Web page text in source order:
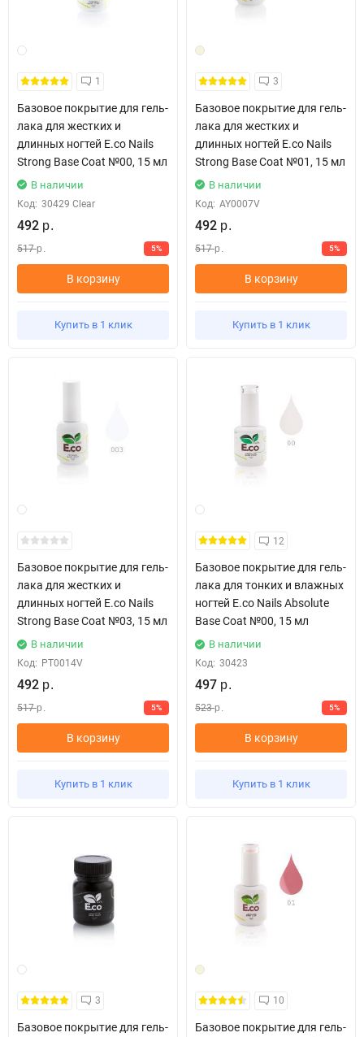
1
Базовое покрытие для гель-
лака для жестких и
длинных ногтей E.co Nails
Strong Base Coat №00, 15 мл
В наличии
Код: 30429 Clear
492 р.
517р. 5%
В корзину
Купить в 1 клик
3
Базовое покрытие для гель-
лака для жестких и
длинных ногтей E.co Nails
Strong Base Coat №01, 15 мл
В наличии
Код: AY0007V
492 р.
517р. 5%
В корзину
Купить в 1 клик
Базовое покрытие для гель-
лака для жестких и
длинных ногтей E.co Nails
Strong Base Coat №03, 15 мл
В наличии
Код: PT0014V
492 р.
517 р. 5%
В корзину
Купить в 1 клик
12
Базовое покрытие для гель-
лака для тонких и влажных
ногтей E.co Nails Absolute
Base Coat №00, 15 мл
В наличии
Код: 30423
497 р.
523 р. 5%
В корзину
Купить в 1 клик
3
Базовое покрытие для гель-
10
Базовое покрытие для гель-